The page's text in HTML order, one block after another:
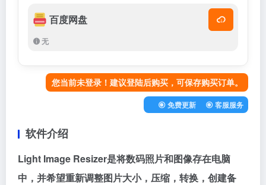
百度网盘
无
您当前未登录！建议登陆后购买，可保存购买订单。
免费更新 客服服务
软件介绍
Light Image Resizer是将数码照片和图像存在电脑
中，并希望重新调整图片大小，压缩，转换，创建备